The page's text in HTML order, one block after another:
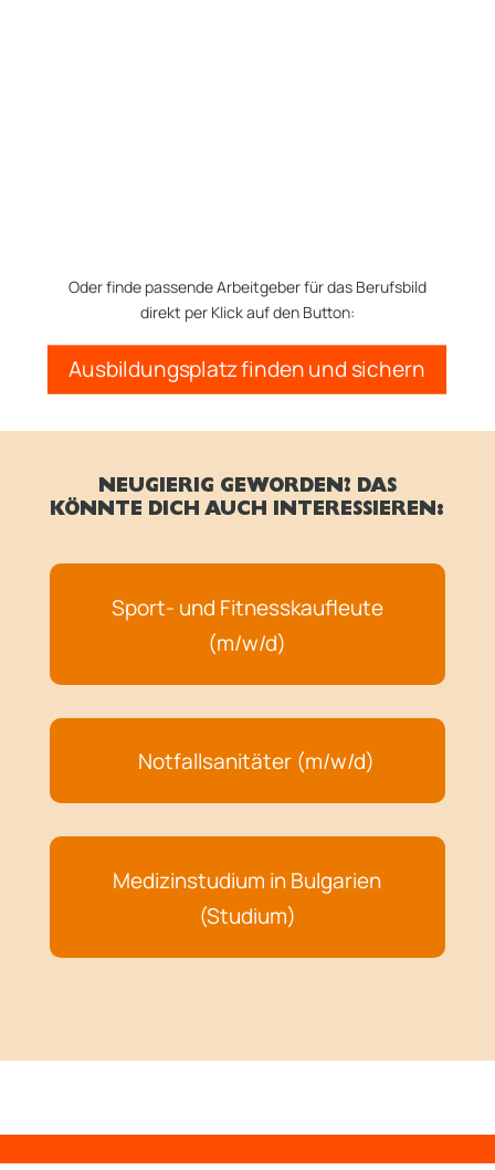
Oder finde passende Arbeitgeber für das Berufsbild
direkt per Klick auf den Button:
Ausbildungsplatz finden und sichern
NEUGIERIG GEWORDEN? DAS
KÖNNTE DICH AUCH INTERESSIEREN:
Sport- und Fitnesskaufleute
(m/w/d)
Notfallsanitäter (m/w/d)
Medizinstudium in Bulgarien
(Studium)